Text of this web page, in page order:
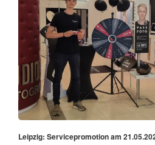
Leipzig: Servicepromotion am